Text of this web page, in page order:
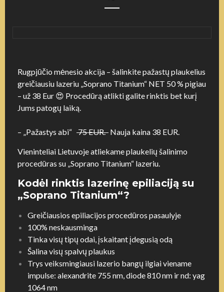
Rugpjūčio mėnesio akcija – šalinkite pažastų plaukelius
greičiausiu lazeriu „Soprano Titanium“ NET 50 % pigiau
– už 38 Eur 😍 Procedūrą atlikti galite rinktis bet kurį
Jums patogų laiką.
– „Pažastys abi“ 75 EUR. Nauja kaina 38 EUR.
Vieninteliai Lietuvoje atliekame plaukelių šalinimo
procedūras su „Soprano Titanium“ lazeriu.
Kodėl rinktis lazerinę epiliaciją su
„Soprano Titanium“?
Greičiausios epiliacijos procedūros pasaulyje
100% neskausminga
Tinka visų tipų odai, įskaitant įdegusią odą
Šalina visų spalvų plaukus
Trys veiksmingiausi lazerio bangų ilgiai viename
impulse: alexandrite 755 nm, diode 810 nm ir nd: yag
1064 nm